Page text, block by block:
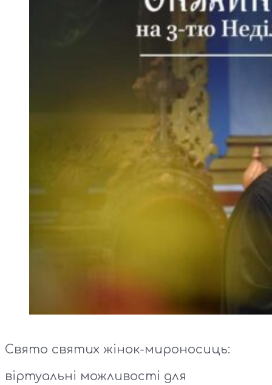
Свято святих жінок-мироносиць:
віртуальні можливості для